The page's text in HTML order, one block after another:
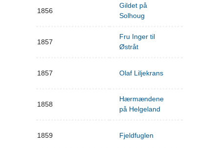
1856
Gildet på
Solhoug
1857
Fru Inger til
Østråt
1857 Olaf Liljekrans
1858
Hærmændene
på Helgeland
1859 Fjeldfuglen